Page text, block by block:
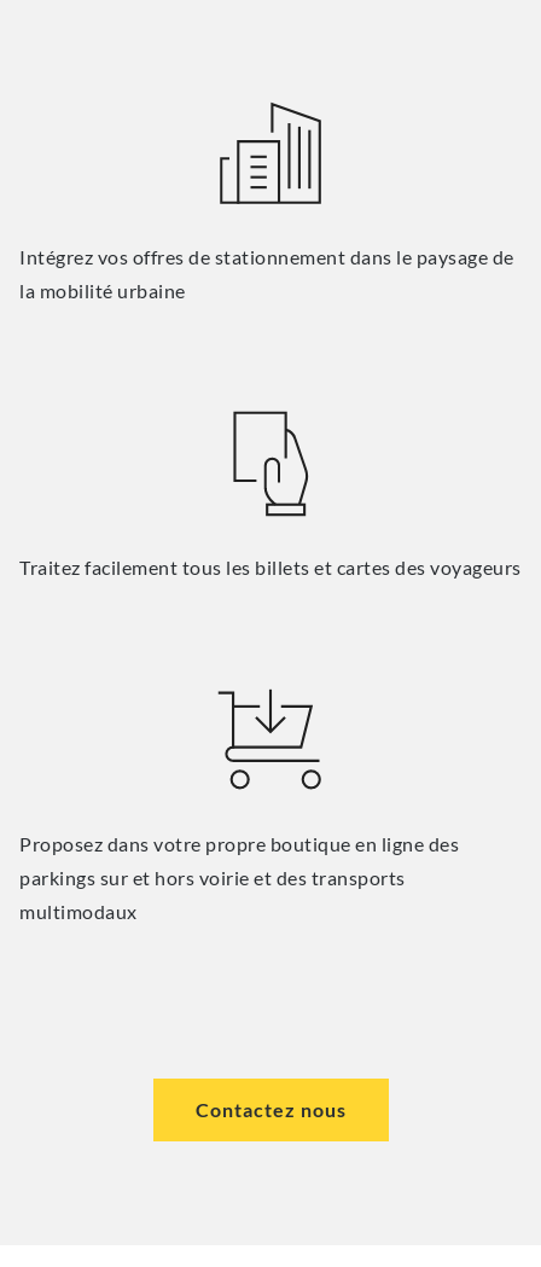
Intégrez vos offres de stationnement dans le paysage de
la mobilité urbaine
Traitez facilement tous les billets et cartes des voyageurs
Proposez dans votre propre boutique en ligne des
parkings sur et hors voirie et des transports
multimodaux
Contactez nous